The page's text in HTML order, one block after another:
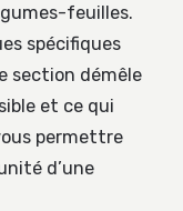
feuilles.
spécifiques
section démêle
et ce qui
permettre
d’une